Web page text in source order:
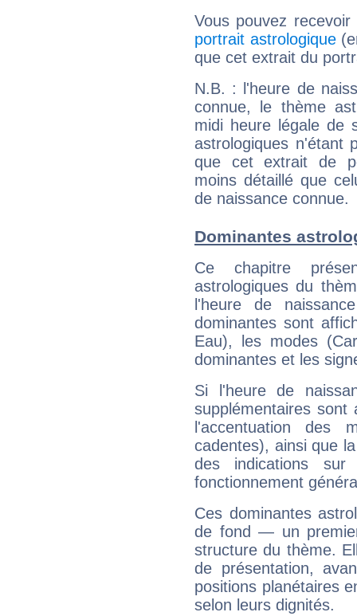
Vous pouvez
portrait astrologique
que cet extrait du
N.B. : l'heure de
connue, le thème
midi heure légale de
astrologiques n'étant
que cet extrait de
moins détaillé que
de naissance connue.
Dominantes
Ce chapitre
astrologiques du
l'heure de
dominantes sont
Eau), les modes
dominantes et les
Si l'heure de
supplémentaires sont
l'accentuation des
cadentes), ainsi que
des indications sur
fonctionnement
Ces dominantes
de fond — un
structure du thème.
de présentation,
positions planétaires
selon leurs dignités.